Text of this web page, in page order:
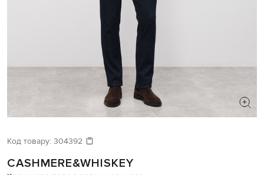
Давайте підберемо щось ще
Код товару: 304392
CASHMERE&WHISKEY